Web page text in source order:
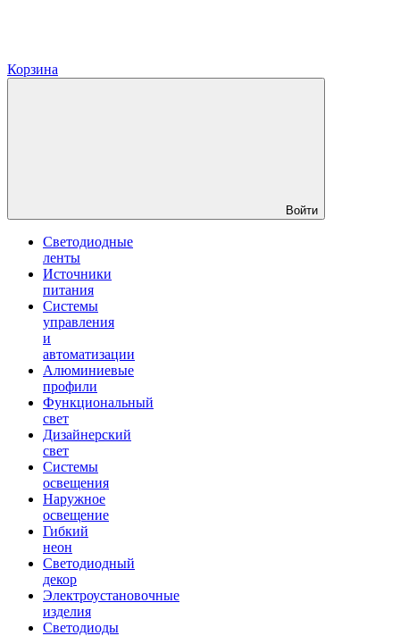
Корзина
Войти
Светодиодные
ленты
Источники
питания
Системы
управления
и
автоматизации
Алюминиевые
профили
Функциональный
свет
Дизайнерский
свет
Системы
освещения
Наружное
освещение
Гибкий
неон
Светодиодный
декор
Электроустановочные
изделия
Светодиоды